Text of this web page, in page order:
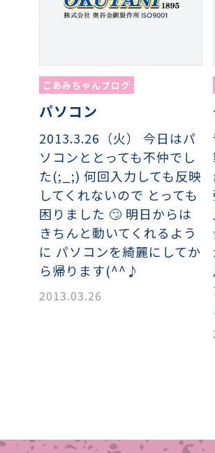
平織金網網目一覧表
綾織金網網目一覧表
特殊線材メッシュ網目一覧
マグネステン ®金網
マグネステン ®金網網目一覧表
平畳織金網
綾畳織金網
クリンプ織金網
ロッククリンプ織金網
フラットトップ織金網
(滑面式金網)
トンキャップ織金網
(長目金網)
タイロッド織金網
振動篩用金網について
JIS試験用ふるい
ワイヤーネットコンベヤー
装飾用織金網
ワイヤーゲージ（線番）
織金網加工品
金型パターン
在庫リスト
造粒機及び粉砕機用
遠心分離機用
スーパーパンチング™
SUPER PUNCHING™
スーパーパンチング™
標準金型リスト
スーパーパンチング™
在庫リスト
ODSサニタリーストレーナー™
二相ステンレス鋼パンチング
耐摩耗鋼板HARDOX®
エンボス・ディンプル加工
樹脂パンチング™
（プラスチックパンチング）
セレクト カラー・サイズ
樹脂パンチング™（PVC）
オーダーシート
（炭素繊維強化熱可塑性樹
パンチング™
大開孔率パンチング™
（X-OPEN AREA
PUNCHING）
C.G.P/コンピューター
グラフィックパンチング
開孔率自動計算(%)
重量自動計算(kg)
パンチングメタル加工品
エキスパンドメタル
CFRTP EXメッシュ『CF
グレーチング
こあみちゃんブログ
パソコン
2013.3.26（火） 今日はパ
ソコンととっても不仲でし
た(;_;) 何回入力しても反映
してくれないので とっても
困りました 🙄 明日からは
きちんと動いてくれるよう
に パソコンを綺麗にしてか
ら帰ります(^^♪
2013.03.26